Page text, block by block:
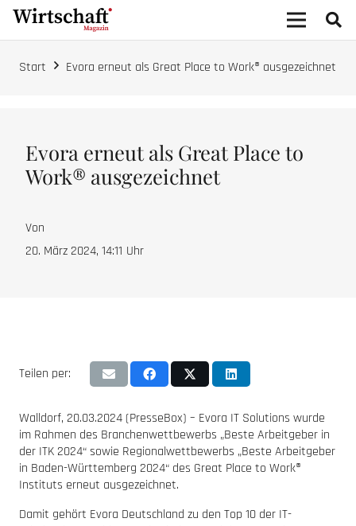
Start Evora erneut als Great Place to Work® ausgezeichnet
Evora erneut als Great Place to
Work® ausgezeichnet
Von
20. März 2024, 14:11 Uhr
Teilen per:
Walldorf, 20.03.2024 (PresseBox) – Evora IT Solutions wurde
im Rahmen des Branchenwettbewerbs „Beste Arbeitgeber in
der ITK 2024“ sowie Regionalwettbewerbs „Beste Arbeitgeber
in Baden-Württemberg 2024“ des Great Place to Work®
Instituts erneut ausgezeichnet.
Damit gehört Evora Deutschland zu den Top 10 der IT-